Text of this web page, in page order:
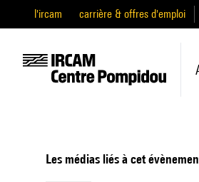
l'ircam carrière & offres d'emploi
Les médias liés à cet